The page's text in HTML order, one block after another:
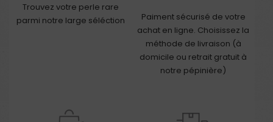
Trouvez votre perle rare
parmi notre large séléction
Paiment sécurisé de votre
achat en ligne. Choisissez la
méthode de livraison (à
domicile ou retrait gratuit à
notre pépinière)